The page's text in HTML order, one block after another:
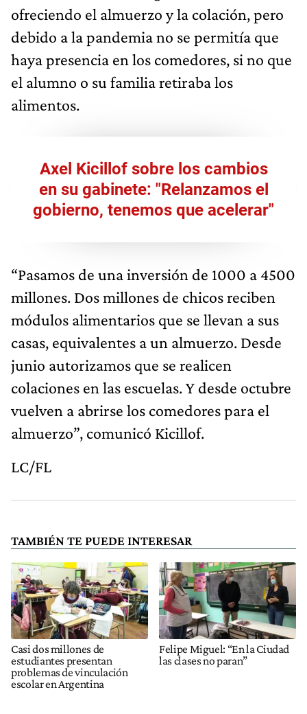
ofreciendo el almuerzo y la colación, pero
debido a la pandemia no se permitía que
haya presencia en los comedores, si no que
el alumno o su familia retiraba los
alimentos.
Axel Kicillof sobre los cambios
en su gabinete: "Relanzamos el
gobierno, tenemos que acelerar"
“Pasamos de una inversión de 1000 a 4500
millones. Dos millones de chicos reciben
módulos alimentarios que se llevan a sus
casas, equivalentes a un almuerzo. Desde
junio autorizamos que se realicen
colaciones en las escuelas. Y desde octubre
vuelven a abrirse los comedores para el
almuerzo”, comunicó Kicillof.
LC/FL
TAMBIÉN TE PUEDE INTERESAR
Casi dos millones de
estudiantes presentan
problemas de vinculación
escolar en Argentina
Felipe Miguel: “En la Ciudad
las clases no paran”